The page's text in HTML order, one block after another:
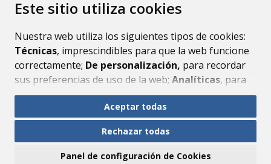
Este sitio utiliza cookies
Nuestra web utiliza los siguientes tipos de cookies:
Técnicas, imprescindibles para que la web funcione
correctamente; De personalización, para recordar
sus preferencias de uso de la web; Analíticas, para
mejorar el funcionamiento de la web y sus servicios.
Si acepta pulsando el botón“Aceptar todas”
consideramos que acepta su uso. Si pulsa el botón
Aceptar todas
Rechazar todas
Panel de configuración de Cookies